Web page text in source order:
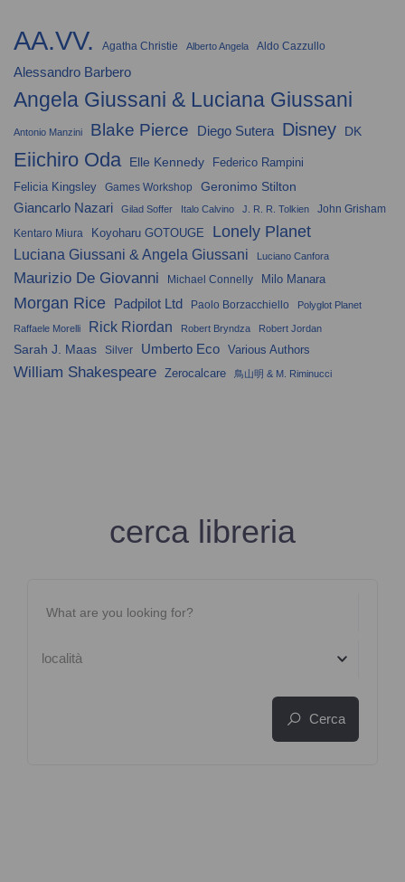
AA.VV. Agatha Christie Alberto Angela Aldo Cazzullo
Alessandro Barbero
Angela Giussani & Luciana Giussani
Antonio Manzini Blake Pierce Diego Sutera Disney DK
Eiichiro Oda Elle Kennedy Federico Rampini
Felicia Kingsley Games Workshop
Geronimo Stilton
Giancarlo Nazari
Gilad Soffer Italo Calvino J. R. R. Tolkien
John Grisham
Kentaro Miura
Koyoharu GOTOUGE Lonely Planet
Luciana Giussani & Angela Giussani Luciano Canfora
Maurizio De Giovanni Michael Connelly Milo Manara
Morgan Rice Padpilot Ltd Paolo Borzacchiello Polyglot Planet
Raffaele Morelli Rick Riordan Robert Bryndza Robert Jordan
Sarah J. Maas Silver Umberto Eco Various Authors
William Shakespeare Zerocalcare 鳥山明 & M. Riminucci
cerca libreria
località
Cerca